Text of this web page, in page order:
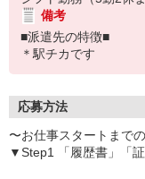
備考
■派遣先の特徴■
＊駅チカです
応募方法
〜お仕事スタートまで
▼Step1 「履歴書」「